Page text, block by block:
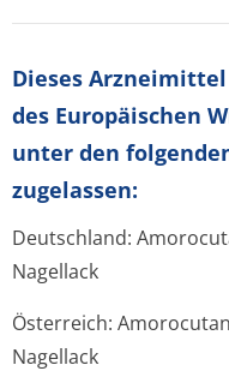
Dieses
des Europäischen
unter den
zugelassen:
Deutschland:
Nagellack
Österreich:
Nagellack